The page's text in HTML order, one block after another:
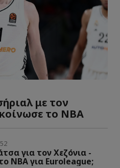
με τον
το ΝΒΑ
για τον Χεζόνια -
ΝΒΑ για Euroleague;